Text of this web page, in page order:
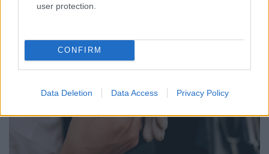
user protection.
CONFIRM
Data Deletion Data Access Privacy Policy